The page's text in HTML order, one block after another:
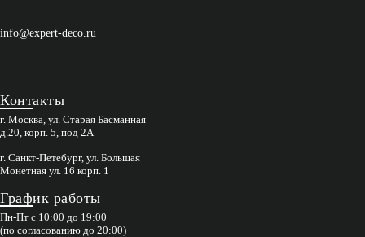
info@expert-deco.ru
Контакты
г. Москва, ул. Старая Басманная
д.20, корп. 5, под 2А
г. Санкт-Петебург, ул. Большая
Монетная ул. 16 корп. 1
График работы
Пн-Пт с 10:00 до 19:00
(по согласованию до 20:00)